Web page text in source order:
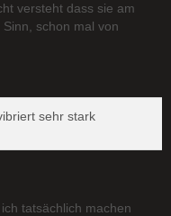
versteht dass sie am
schon mal von
sehr stark
tatsächlich machen